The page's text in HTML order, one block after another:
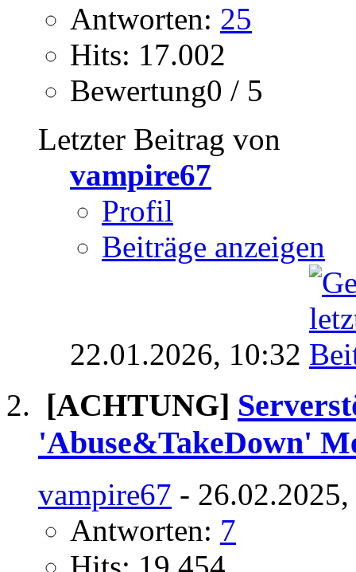
Antworten: 25
Hits: 17.002
Bewertung0 / 5
Letzter Beitrag von
vampire67
Profil
Beiträge anzeigen
22.01.2026, 10:32
[ACHTUNG]
'Abuse&TakeDown'
vampire67 -
Antworten: 7